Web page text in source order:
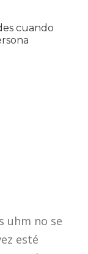
cuando
uhm no se
esté